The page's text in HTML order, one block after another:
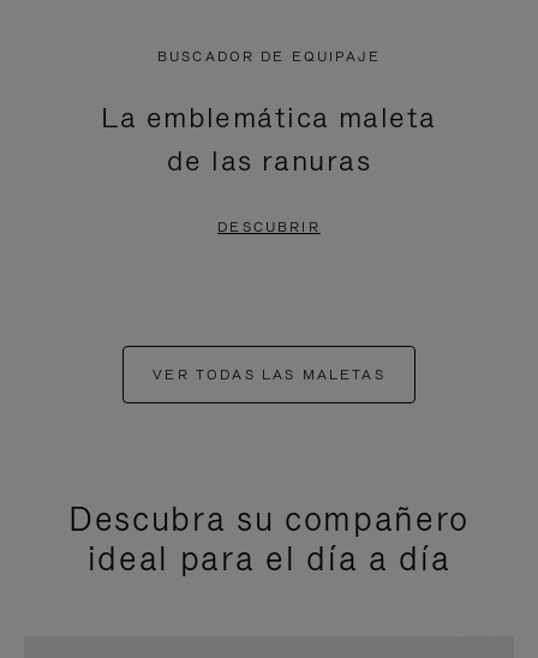
BUSCADOR DE EQUIPAJE
La emblemática maleta
de las ranuras
DESCUBRIR
VER TODAS LAS MALETAS
Descubra su compañero
ideal para el día a día